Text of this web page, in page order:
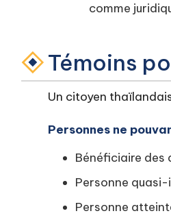
comme
Témoins
Un citoyen
Personnes ne
Bénéficiaire des
Personne
Personne